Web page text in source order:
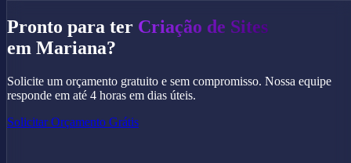
Pronto para ter Criação de Sites
em Mariana?
Solicite um orçamento gratuito e sem compromisso. Nossa equipe
responde em até 4 horas em dias úteis.
Solicitar Orçamento Grátis